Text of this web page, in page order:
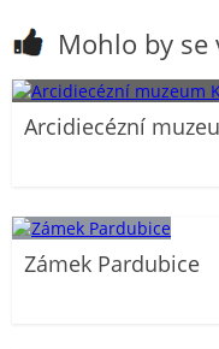
Mohlo by
Arcidiecézní
Zámek Pardubice